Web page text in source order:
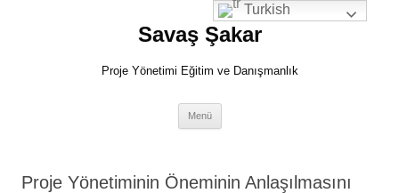
Savaş Şakar
Proje Yönetimi Eğitim ve Danışmanlık
Menü
Proje Yönetiminin Öneminin Anlaşılmasını
Turkish